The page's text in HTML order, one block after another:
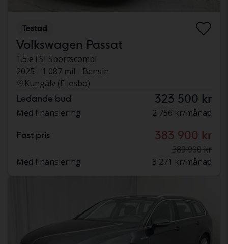
Testad
Volkswagen Passat
1.5 eTSI Sportscombi
2025
1 087 mil
Bensin
Kungälv (Ellesbo)
Ledande bud 323 500 kr
Med finansiering 2 756 kr/månad
Fast pris 383 900 kr
389 900 kr
Med finansiering
3 271 kr/månad